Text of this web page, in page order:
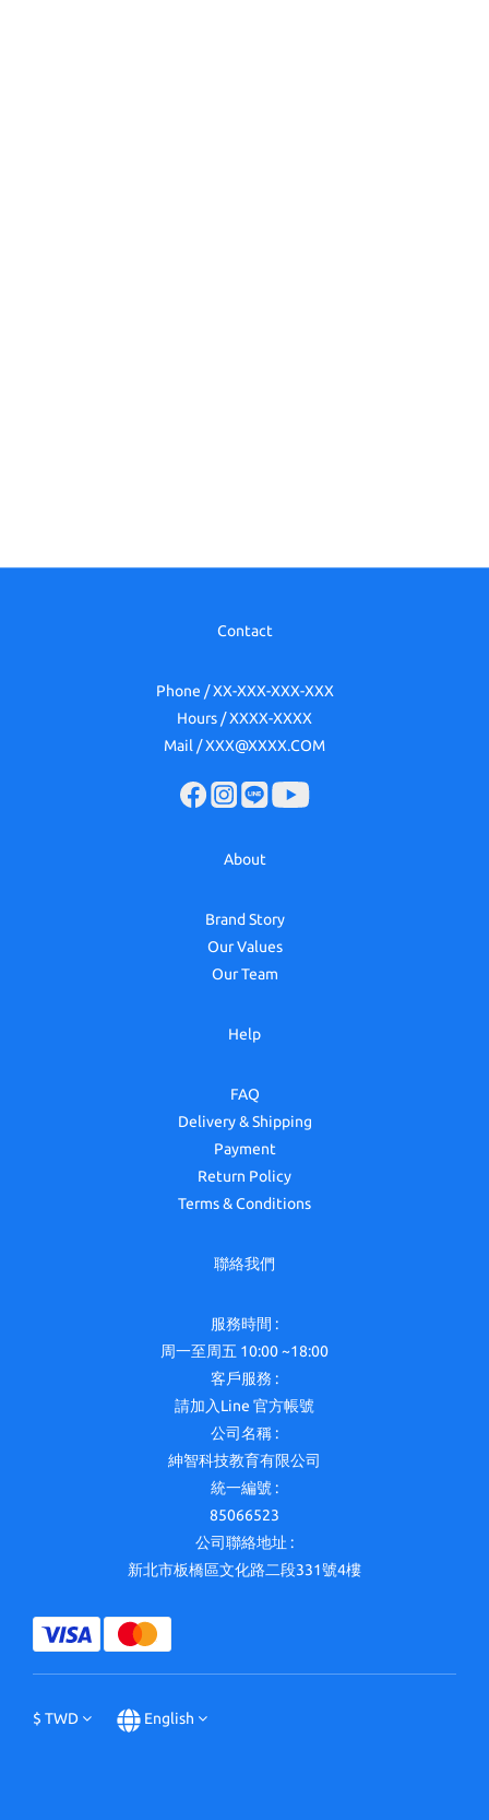
Contact
Phone / XX-XXX-XXX-XXX
Hours / XXXX-XXXX
Mail / XXX@XXXX.COM
About
Brand Story
Our Values
Our Team
Help
FAQ
Delivery & Shipping
Payment
Return Policy
Terms & Conditions
聯絡我們
服務時間 :
周一至周五 10:00 ~18:00
客戶服務 :
請加入Line 官方帳號
公司名稱 :
紳智科技教育有限公司
統一編號 :
85066523
公司聯絡地址 :
新北市板橋區文化路二段331號4樓
$ TWD English